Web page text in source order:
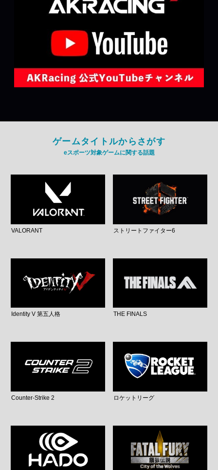
ゲームタイトルからさがす
eスポーツ対象ゲームに関する話題
VALORANT ストリートファイター6
Identity V 第五人格 THE FINALS
Counter-Strike 2 ロケットリーグ